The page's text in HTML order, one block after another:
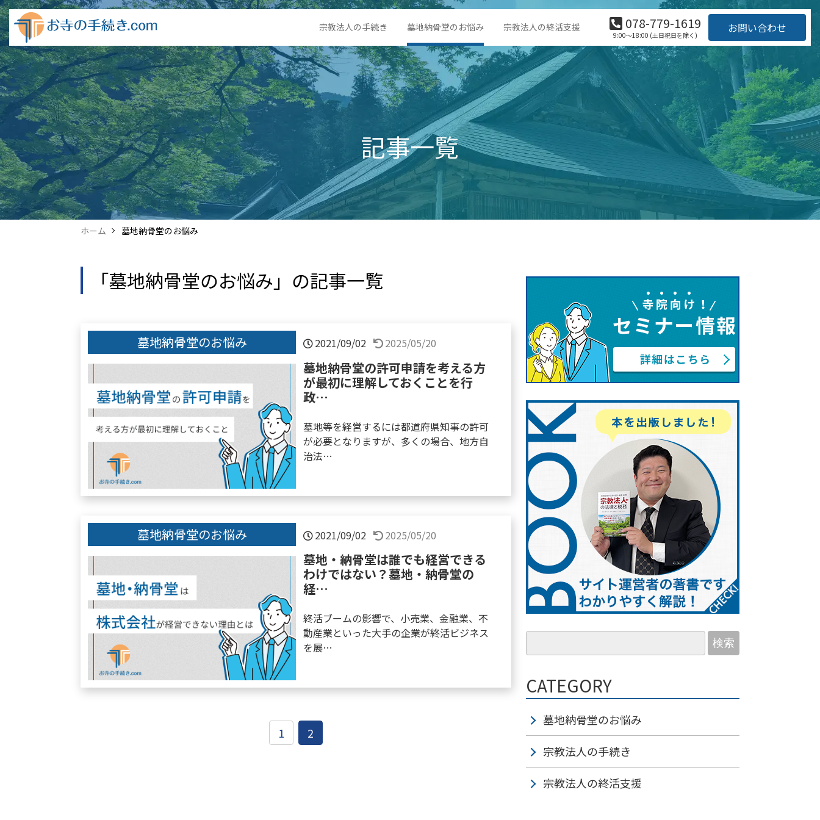
宗教法人の手続き 墓地納骨堂のお悩み 宗教法人の終活支援 078-779-1619
9:00～18:00 (土日祝日を除く) お問い合わせ
記事一覧
ホーム 墓地納骨堂のお悩み
「墓地納骨堂のお悩み」の記事一覧
墓地納骨堂のお悩み 2021/09/02 2025/05/20
墓地納骨堂の許可申請を考える方
が最初に理解しておくことを行
政…
墓地等を経営するには都道府県知事の許可
が必要となりますが、多くの場合、地方自
治法…
墓地納骨堂のお悩み 2021/09/02 2025/05/20
墓地・納骨堂は誰でも経営できる
わけではない？墓地・納骨堂の
経…
終活ブームの影響で、小売業、金融業、不
動産業といった大手の企業が終活ビジネス
を展…
1 2
検索
CATEGORY
墓地納骨堂のお悩み
宗教法人の手続き
宗教法人の終活支援